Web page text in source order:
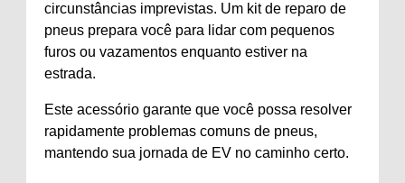
circunstâncias imprevistas. Um kit de reparo de
pneus prepara você para lidar com pequenos
furos ou vazamentos enquanto estiver na
estrada.
Este acessório garante que você possa resolver
rapidamente problemas comuns de pneus,
mantendo sua jornada de EV no caminho certo.